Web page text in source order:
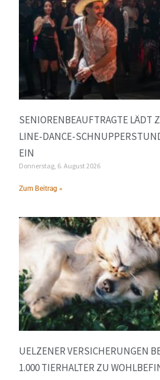
SENIORENBEAUFTRAGTE LÄDT
LINE-DANCE-
EIN
Donnerstag, 6. August 2026
Zum Beitrag »
UELZENER VERSICHERUNGEN
1.000 TIERHALTER ZU